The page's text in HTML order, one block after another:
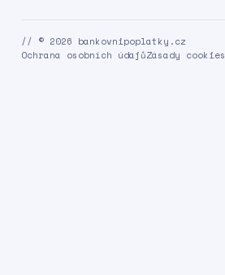
// © 2026 bankovnipoplatky.cz
Ochrana osobních údajůZásady cookies